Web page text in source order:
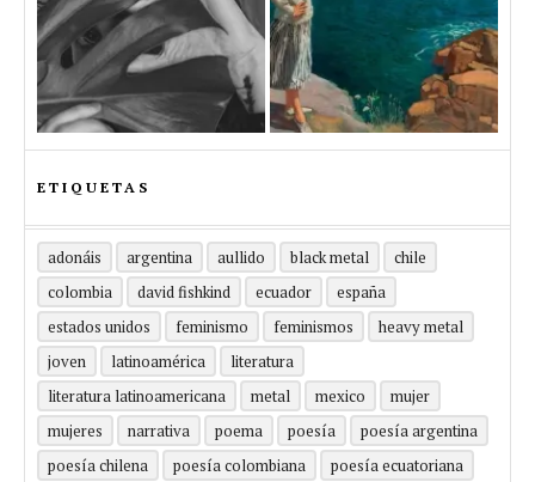
ETIQUETAS
adonáis argentina aullido black metal
chile
colombia
david fishkind ecuador
españa
estados unidos
feminismo feminismos
heavy metal
joven
latinoamérica
literatura
literatura latinoamericana
metal mexico
mujer
mujeres
narrativa poema poesía
poesía argentina
poesía chilena
poesía colombiana
poesía ecuatoriana